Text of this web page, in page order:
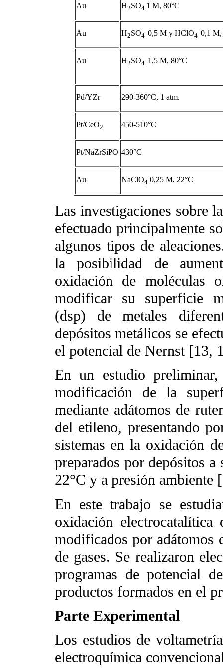
Au H2SO4 1 M, 80°C
Au H2SO4 0,5 M y HClO4 0,1 M,
Au H2SO4 1,5 M, 80°C
Pd/YZr 290-360°C, 1 atm.
Pt/CeO2 450-510°C
Pt/NaZrSiPO 430°C
Au NaClO4 0,25 M, 22°C
Las investigaciones sobre
efectuado principalmente
algunos tipos de
la posibilidad de
oxidación de moléculas
modificar su superficie
(dsp) de metales
depósitos metálicos se
el potencial de Nernst [13,
En un estudio
modificación de la
mediante adátomos de
del etileno, presentando
sistemas en la oxidación
preparados por depósitos a
22°C y a presión ambiente
En este trabajo se
oxidación
modificados por adátomos
de gases. Se realizaron
programas de potencial
productos formados en el
Parte Experimental
Los estudios de
electroquímica